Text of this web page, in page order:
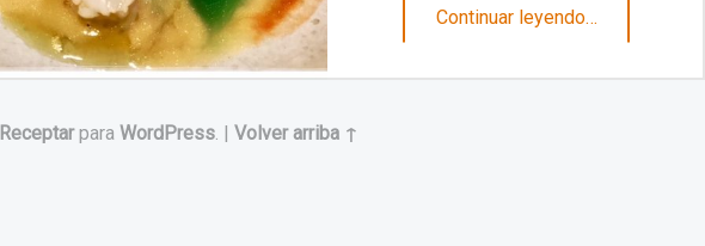
Continuar leyendo…
Receptarpara WordPress. | Volver arriba ↑